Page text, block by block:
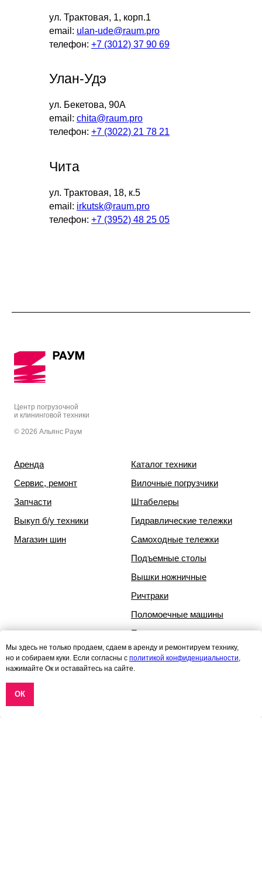
ул. Трактовая, 1, корп.1
email: ulan-ude@raum.pro
телефон: +7 (3012) 37 90 69
Улан-Удэ
ул. Бекетова, 90А
email: chita@raum.pro
телефон: +7 (3022) 21 78 21
ул. Трактовая, 18, к.5
email: irkutsk@raum.pro
телефон: +7 (3952) 48 25 05
Чита
Центр погрузочной
и клининговой техники
© 2026 Альянс Раум
Аренда
Сервис, ремонт
Запчасти
Выкуп б/у техники
Магазин шин
Каталог техники
Вилочные погрузчики
Штабелеры
Гидравлические тележки
Самоходные тележки
Подъемные столы
Вышки ножничные
Ричтраки
Поломоечные машины
Подметальные машины
Подборщики заказов
Журнал о технике, сервисе,
Мы здесь не только продаем, сдаем в аренду и ремонтируем технику,
но и собираем куки. Если согласны с политикой конфиденциальности,
нажимайте Ок и оставайтесь на сайте.
ОК